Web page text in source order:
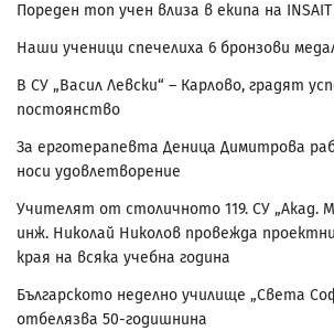
Пореден топ учен влиза в екипа на INSAIT
Наши ученици спечелиха 6 бронзови
В СУ „Васил Левски“ – Карлово, градят
постоянство
За ерготерапевта Деница Димитрова
носи удовлетворение
Учителят от столичното 119. СУ „Акад.
инж. Николай Николов провежда
края на всяка учебна година
Българското неделно училище „Света
отбелязва 50-годишнина